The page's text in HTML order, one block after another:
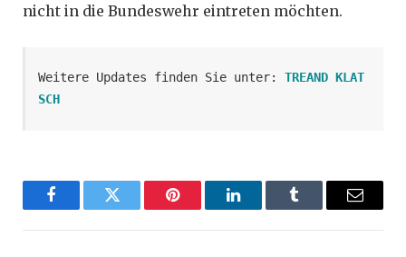
nicht in die Bundeswehr eintreten möchten.
Weitere Updates finden Sie unter: TREAND KLAT
SCH
FacebookTwitter Pinterest LinkedInTumblr Email